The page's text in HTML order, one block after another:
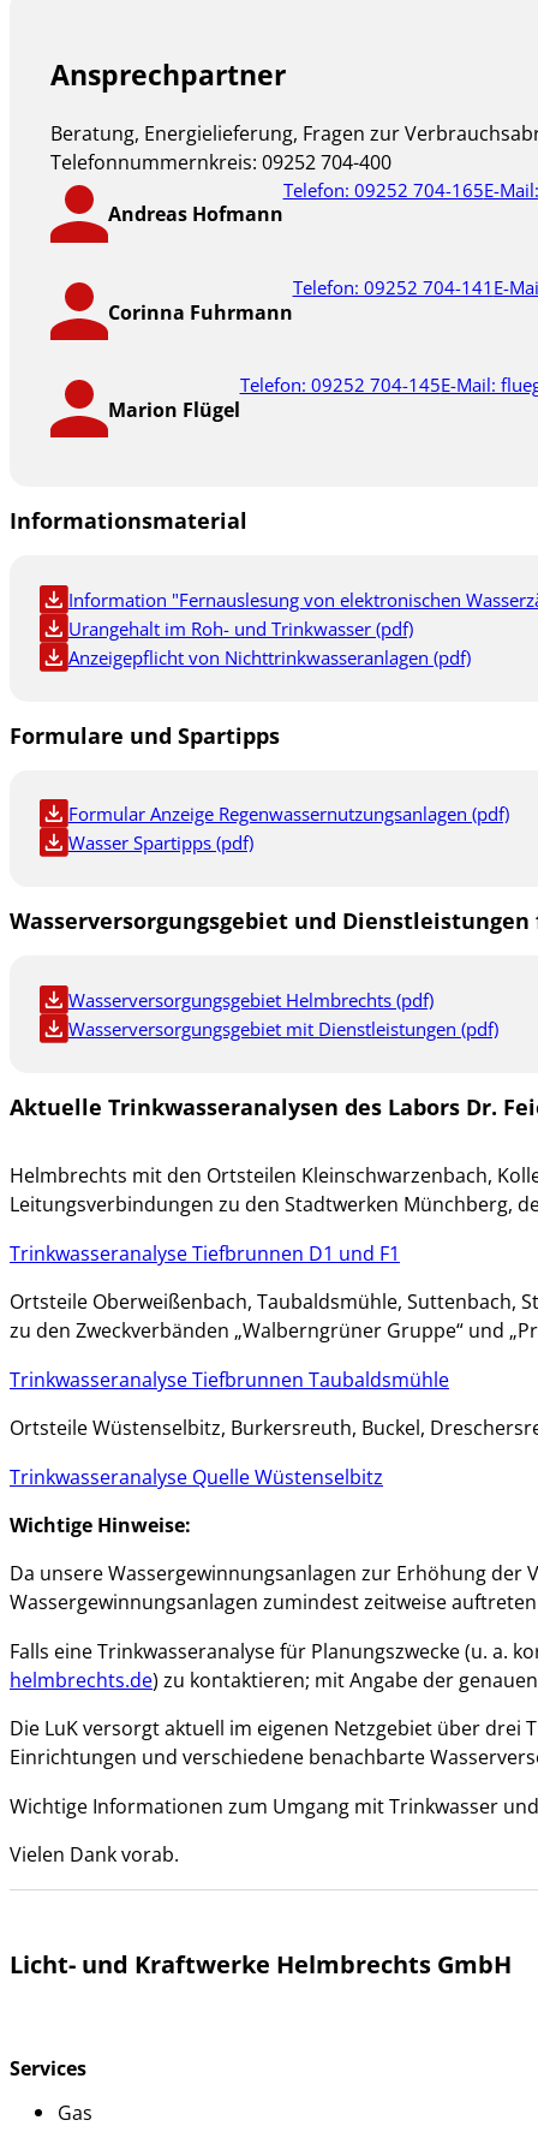
Ansprechpartner
Beratung, Energielieferung, Fragen zur
Telefonnummernkreis: 09252 704-400
Andreas Hofmann
Telefon: 09252 704-165E-
Corinna Fuhrmann
Telefon: 09252 704-141 E-
Marion Flügel
Telefon: 09252 704-145E-Mail:
Informationsmaterial
Information "Fernauslesung von elektronischen
Urangehalt im Roh- und Trinkwasser (pdf)
Anzeigepflicht von Nichttrinkwasseranlagen (pdf)
Formulare und Spartipps
Formular Anzeige Regenwassernutzungsanlagen (pdf)
Wasser Spartipps (pdf)
Wasserversorgungsgebiet und
Wasserversorgungsgebiet Helmbrechts (pdf)
Wasserversorgungsgebiet mit Dienstleistungen (pdf)
Aktuelle Trinkwasseranalysen des Labors Dr.
Helmbrechts mit den Ortsteilen Kleinschwarzenbach,
Leitungsverbindungen zu den Stadtwerken Münchberg,
Trinkwasseranalyse Tiefbrunnen D1 und F1
Ortsteile Oberweißenbach, Taubaldsmühle,
zu den Zweckverbänden „Walberngrüner Gruppe“ und
Trinkwasseranalyse Tiefbrunnen Taubaldsmühle
Ortsteile Wüstenselbitz, Burkersreuth, Buckel,
Trinkwasseranalyse Quelle Wüstenselbitz
Wichtige Hinweise:
Da unsere Wassergewinnungsanlagen zur Erhöhung
Wassergewinnungsanlagen zumindest zeitweise
Falls eine Trinkwasseranalyse für Planungszwecke (u.
helmbrechts.de) zu kontaktieren; mit Angabe der
Die LuK versorgt aktuell im eigenen Netzgebiet über
Einrichtungen und verschiedene benachbarte
Wichtige Informationen zum Umgang mit Trinkwasser
Vielen Dank vorab.
Licht- und Kraftwerke Helmbrechts GmbH
Services
Gas